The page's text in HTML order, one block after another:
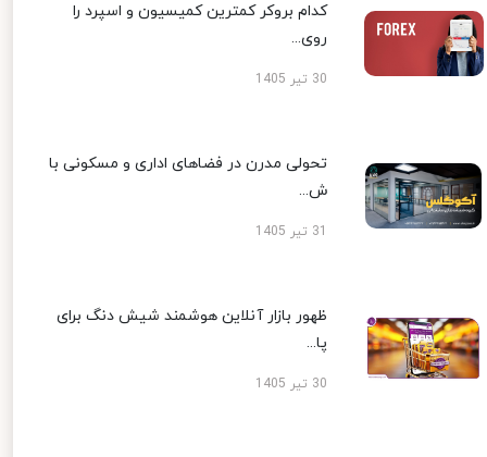
کدام بروکر کمترین کمیسیون و اسپرد را
روی...
30 تیر 1405
تحولی مدرن در فضاهای اداری و مسکونی با
ش...
ظهور بازار آنلاین هوشمند شیش دنگ برای
پا...
30 تیر 1405